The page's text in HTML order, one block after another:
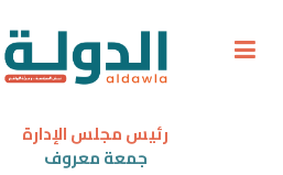
رئيس مجلس الإدارة
جمعة معروف